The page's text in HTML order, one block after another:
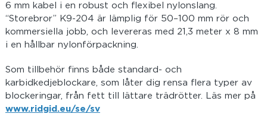
6 mm kabel i en robust och flexibel nylonslang.
“Storebror” K9-204 är lämplig för 50–100 mm rör och
kommersiella jobb, och levereras med 21,3 meter x 8 mm
i en hållbar nylonförpackning.
Som tillbehör finns både standard- och
karbidkedjeblockare, som låter dig rensa flera typer av
blockeringar, från fett till lättare trädrötter. Läs mer på
www.ridgid.eu/se/sv